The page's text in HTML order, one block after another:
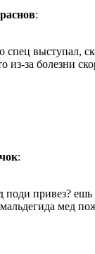
:
спец выступал,
из-за болезни
:
поди привез?
мед